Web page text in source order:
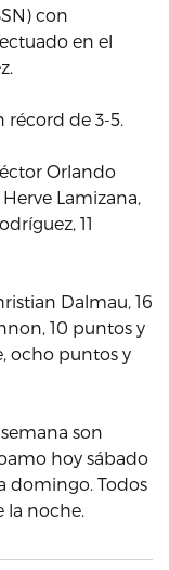
con
en el
récord de 3-5.
Orlando
Lamizana,
11
Dalmau, 16
10 puntos y
ocho puntos y
son
hoy sábado
domingo. Todos
la noche.